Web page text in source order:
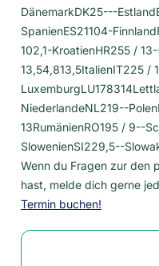
DänemarkDK25---
SpanienES21104-
102,1-KroatienHR255 /
13,54,813,5ItalienIT225 /
NiederlandeNL219--
13RumänienRO195 / 9--
SlowenienSI229,5--
Wenn du Fragen zur den
hast, melde dich gerne
Termin buchen!